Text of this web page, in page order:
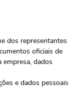
dos representantes
oficiais de
empresa, dados
e dados pessoais